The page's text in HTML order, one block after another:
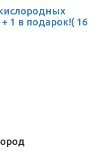
1 в подарок!( 16